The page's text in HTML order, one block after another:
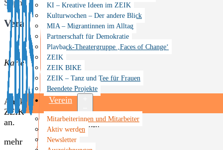
KI – Kreative Ideen im ZEIK
Kulturwochen – Der andere Blick
MIA – Migrantinnen im Alltag
Partnerschaft für Demokratie
Playback-Theatergruppe ‚Faces of Change‘
ZEIK
ZEIK BIKE
ZEIK – Tanz und Tee für Frauen
Beendete Projekte
Verein
Menü
öffnen
Mitarbeiterinnen und Mitarbeiter
Aktiv werden
Newsletter
Sophienblatt 64a, Kiel, Schleswig-Holstein, 24114
Veranstaltungstyp
Veranstaltung
Karte nicht verfügbar
Am kommenden Freitag wird erst zusammen gearbeitet und
ZEIK-Bike versorgt uns wieder mit köstlichen Falafeln.
an.
mehr Infos:Interkultureller Garten Kiel